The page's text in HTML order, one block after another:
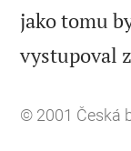
jako tomu
vystupoval
© 2001 Česká